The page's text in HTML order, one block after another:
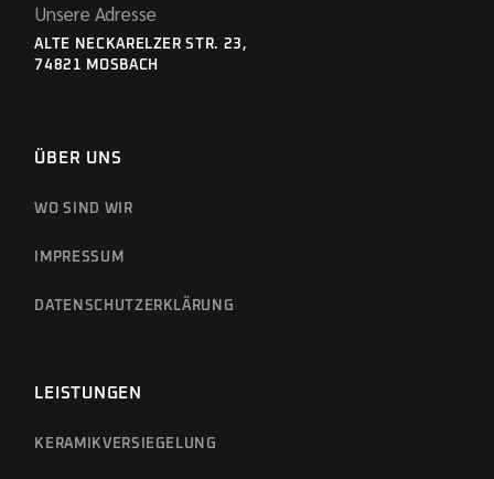
Unsere Adresse
ALTE NECKARELZER STR. 23,
74821 MOSBACH
ÜBER UNS
WO SIND WIR
IMPRESSUM
DATENSCHUTZ­ERKLÄRUNG
LEISTUNGEN
KERAMIKVERSIEGELUNG